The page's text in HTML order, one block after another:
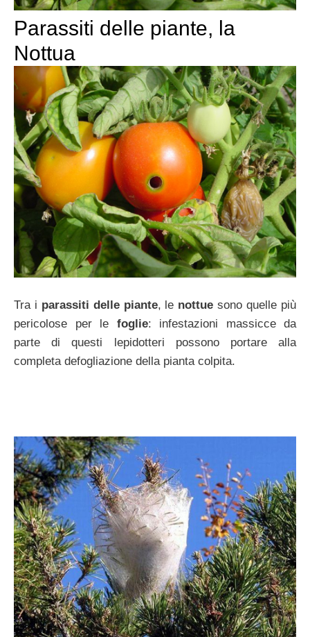
Parassiti delle piante, la
Nottua
Tra i parassiti delle piante, le nottue sono quelle più
pericolose per le foglie: infestazioni massicce da
parte di questi lepidotteri possono portare alla
completa defogliazione della pianta colpita.